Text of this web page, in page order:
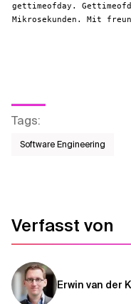
gettimeofday.
Mikrosekunden. Mit
Tags:
Software Engineering
Verfasst von
Erwin van der